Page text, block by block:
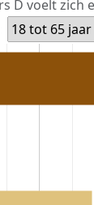
D voelt zich
18 tot 65 jaar